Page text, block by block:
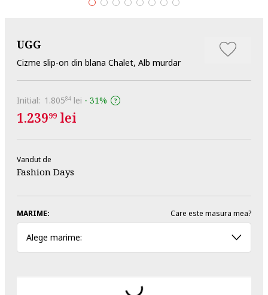
UGG
Cizme slip-on din blana Chalet, Alb murdar
Initial: 1.80584 lei - 31%
1.23999 lei
Vandut de
Fashion Days
MARIME: Care este masura mea?
Alege marime: